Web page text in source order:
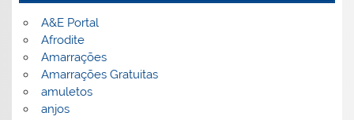
A&E Portal
Afrodite
Amarrações
Amarrações Gratuitas
amuletos
anjos